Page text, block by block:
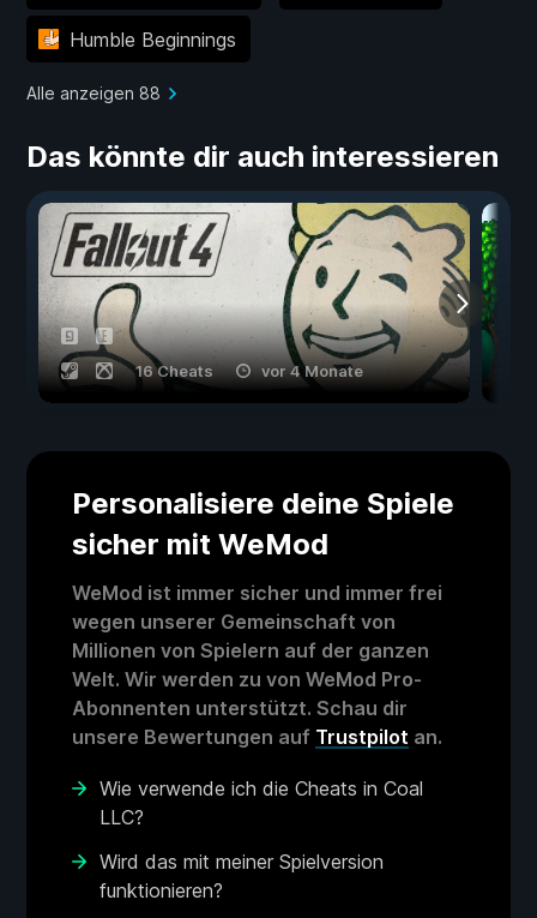
Humble Beginnings
Alle anzeigen 88
Das könnte dir auch interessieren
16 Cheats vor 4 Monate
Personalisiere deine Spiele
sicher mit WeMod
WeMod ist immer sicher und immer frei
wegen unserer Gemeinschaft von
Millionen von Spielern auf der ganzen
Welt. Wir werden zu von WeMod Pro-
Abonnenten unterstützt. Schau dir
unsere Bewertungen auf Trustpilot an.
Wie verwende ich die Cheats in Coal
LLC?
Wird das mit meiner Spielversion
funktionieren?